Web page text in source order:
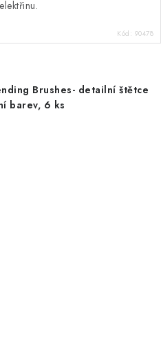
Kód: 90478
Brushes- detailní štětce
barev, 6 ks